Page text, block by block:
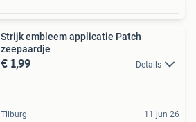
Strijk embleem applicatie Patch
zeepaardje
€ 1,99 Details
Tilburg 11 jun 26